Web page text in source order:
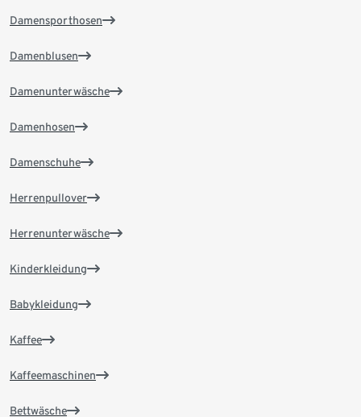
Damensporthosen
Damenblusen
Damenunterwäsche
Damenhosen
Damenschuhe
Herrenpullover
Herrenunterwäsche
Kinderkleidung
Babykleidung
Kaffee
Kaffeemaschinen
Bettwäsche